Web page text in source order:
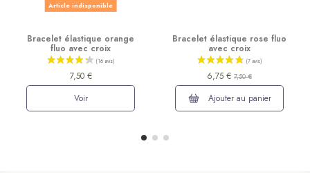
Article indisponible
Bracelet élastique orange
fluo avec croix
7,50 €
Voir
Bracelet élastique rose fluo
avec croix
6,75 € 7,50 €
Ajouter au panier